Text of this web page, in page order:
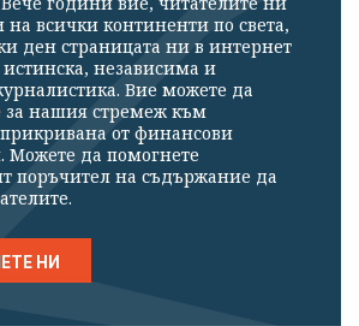
всички континенти по света,
ден страницата ни в интернет
независима и
Вие можете да
за нашия стремеж към
от финансови
Можете да помогнете
поръчител на съдържание да
НИ